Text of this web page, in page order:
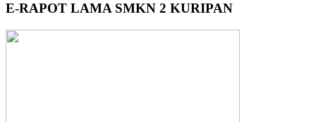
E-RAPOT LAMA SMKN 2 KURIPAN